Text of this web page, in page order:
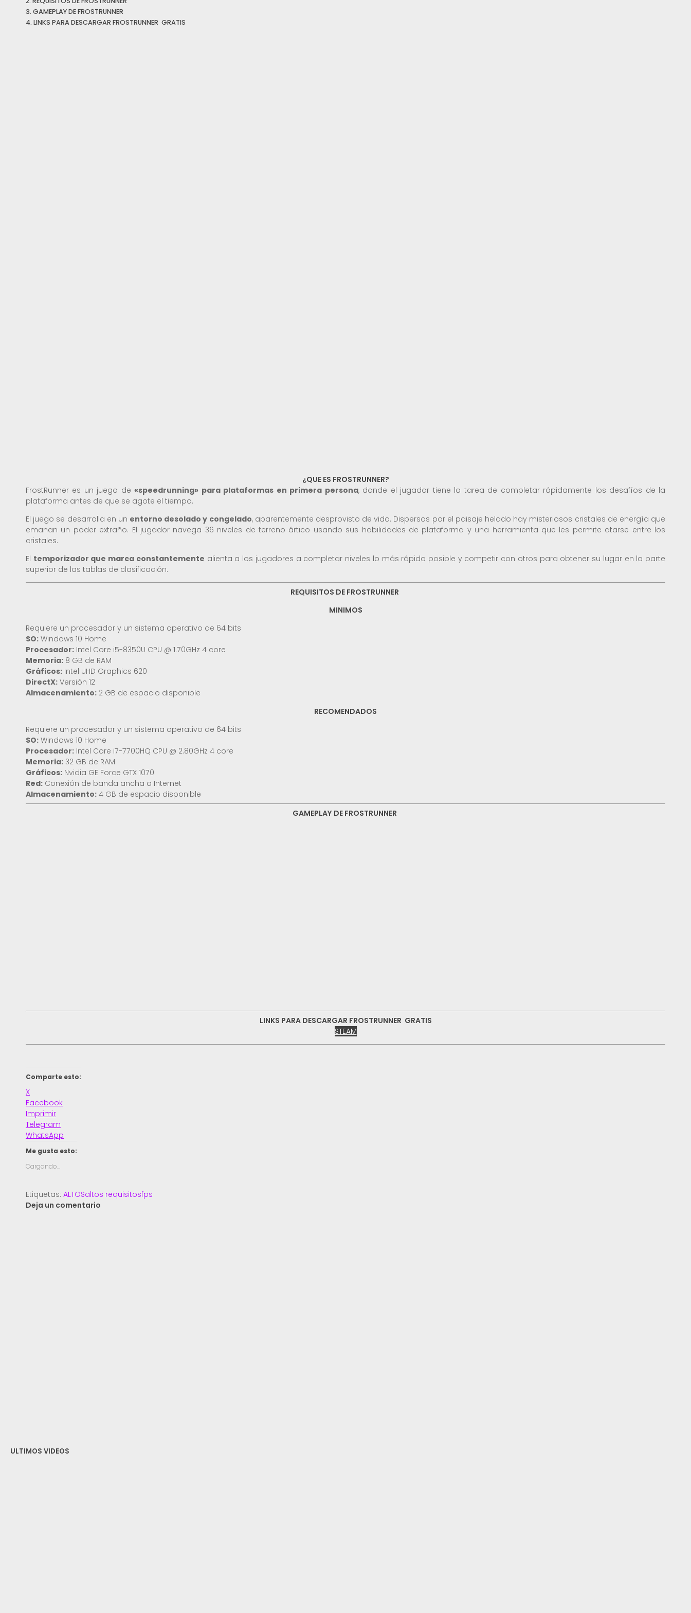
GAMEPLAY DE FROSTRUNNER
LINKS PARA DESCARGAR FROSTRUNNER GRATIS
¿QUE ES FROSTRUNNER?
FrostRunner es un juego de«speedrunning» para plataformas en primera persona, donde el jugador tiene la tarea de completar rápidamente los desafíos de la
plataforma antes de que se agote el tiempo.
El juego se desarrolla en un entorno desolado y congelado, aparentemente desprovisto de vida. Dispersos por el paisaje helado hay misteriosos cristales de energía que
emanan un poder extraño. El jugador navega 36 niveles de terreno ártico usando sus habilidades de plataforma y una herramienta que les permite atarse entre los
cristales.
El temporizador que marca constantemente alienta a los jugadores a completar niveles lo más rápido posible y competir con otros para obtener su lugar en la parte
superior de las tablas de clasificación.
REQUISITOS DE FROSTRUNNER
MINIMOS
Requiere un procesador y un sistema operativo de 64 bits
SO: Windows 10 Home
Procesador: Intel Core i5-8350U CPU @ 1.70GHz 4 core
Memoria: 8 GB de RAM
Gráficos: Intel UHD Graphics 620
DirectX: Versión 12
Almacenamiento: 2 GB de espacio disponible
RECOMENDADOS
Requiere un procesador y un sistema operativo de 64 bits
SO: Windows 10 Home
Procesador: Intel Core i7-7700HQ CPU @ 2.80GHz 4 core
Memoria: 32 GB de RAM
Gráficos: Nvidia GE Force GTX 1070
Red: Conexión de banda ancha a Internet
Almacenamiento: 4 GB de espacio disponible
GAMEPLAY DE FROSTRUNNER
LINKS PARA DESCARGAR FROSTRUNNER GRATIS
STEAM
Comparte esto:
X
Facebook
Imprimir
Telegram
WhatsApp
Me gusta esto:
Cargando...
Etiquetas: ALTOSaltos requisitosfps
Deja un comentario
ULTIMOS VIDEOS